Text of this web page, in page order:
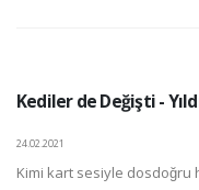
Kediler de Değişti -
24.02.2021
Kimi kart sesiyle dosdoğru